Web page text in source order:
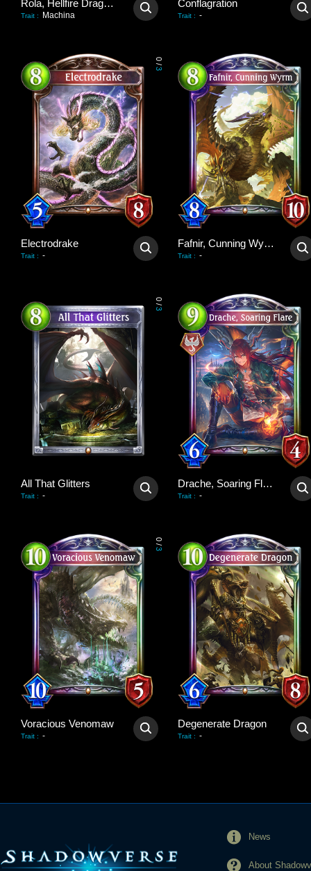
Rola, Hellfire Dragoon
Trait : Machina
Conflagration
Trait : -
0
/
3
Electrodrake
Trait : -
Fafnir, Cunning Wyrm
Trait : -
0
/
3
All That Glitters
Trait : -
Drache, Soaring Flare
Trait : -
0
/
3
Voracious Venomaw
Trait : -
Degenerate Dragon
Trait : -
News
About